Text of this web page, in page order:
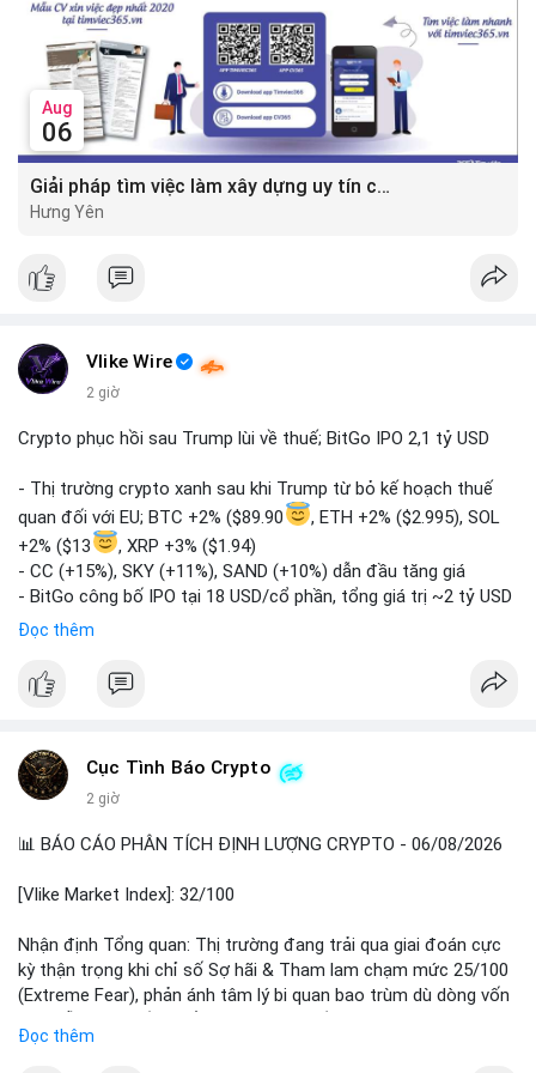
Aug
06
Giải pháp tìm việc làm xây dựng uy tín cùng mức lương thưởng hấp dẫn ?️
Hưng Yên
Vlike Wire
2 giờ
Crypto phục hồi sau Trump lùi về thuế; BitGo IPO 2,1 tỷ USD
- Thị trường crypto xanh sau khi Trump từ bỏ kế hoạch thuế
quan đối với EU; BTC +2% ($89.90
, ETH +2% ($2.995), SOL
+2% ($13
, XRP +3% ($1.94)
- CC (+15%), SKY (+11%), SAND (+10%) dẫn đầu tăng giá
- BitGo công bố IPO tại 18 USD/cổ phần, tổng giá trị ~2 tỷ USD
- Vitalik Buterin đề xuất DVT staking bản địa để tăng cường
- Hong Kong phát hành giấy phép stablecoin mới với yêu cầu
tuân thủ nghiêm ngặt
- Trump hy vọng ký vào luật cấu trúc thị trường crypto sớm
nonostante sự bất đồng trong Quốc hội
- Saga’s EVM blockchain ngừng hoạt động sau cuộc tấn công
- Steak ’n Shake cho phép nhân viên nhận lương một phần dưới
#binancesquare #cryptonews
#steaknshake
$btc $eth $sol $xrp $cc#cc$sky #sky$sand#sand
#vlikevn #titanbot
Đọc thêm
Cục Tình Báo Crypto
2 giờ
📊 BÁO CÁO PHÂN TÍCH ĐỊNH LƯỢNG CRYPTO - 06/08/2026
[Vlike Market Index]: 32/100
Nhận định Tổng quan: Thị trường đang trải qua giai đoán cực
kỳ thận trọng khi chỉ số Sợ hãi & Tham lam chạm mức 25/100
(Extreme Fear), phản ánh tâm lý bi quan bao trùm dù dòng vốn
Đọc thêm